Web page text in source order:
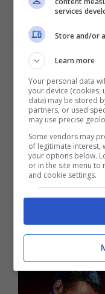
supporto alle
randagi e
adottare.
E loro
cuore Tiziano,
Chedonna.it è
servizio di
sempre
SEGUICI QUI.
services
Store and/or
Learn more
Your personal data
your device (cookies,
data) may be stored
partners, or used
may use precise
Some vendors may
of legitimate interest,
your options below.
or in the site menu to
and cookie settings.